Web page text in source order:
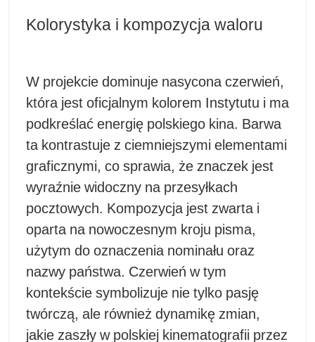
Kolorystyka i kompozycja waloru
W projekcie dominuje nasycona czerwień,
która jest oficjalnym kolorem Instytutu i ma
podkreślać energię polskiego kina. Barwa
ta kontrastuje z ciemniejszymi elementami
graficznymi, co sprawia, że znaczek jest
wyraźnie widoczny na przesyłkach
pocztowych. Kompozycja jest zwarta i
oparta na nowoczesnym kroju pisma,
użytym do oznaczenia nominału oraz
nazwy państwa. Czerwień w tym
kontekście symbolizuje nie tylko pasję
twórczą, ale również dynamikę zmian,
jakie zaszły w polskiej kinematografii przez